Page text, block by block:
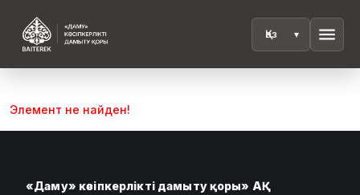
menu
Элемент не найден!
«Даму» кәсіпкерлікті дамыту қоры» АҚ